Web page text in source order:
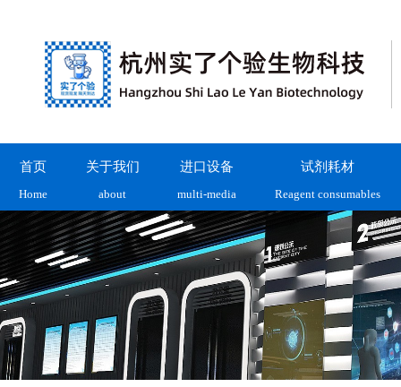
首页
Home
关于我们
about
进口设备
multi-media
试剂耗材
Reagent consumables